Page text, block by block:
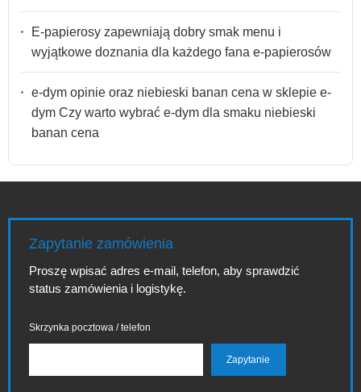
E-papierosy zapewniają dobry smak menu i
wyjątkowe doznania dla każdego fana e-papierosów
e-dym opinie oraz niebieski banan cena w sklepie e-
dym Czy warto wybrać e-dym dla smaku niebieski
banan cena
Zapytanie zamówienia
Proszę wpisać adres e-mail, telefon, aby sprawdzić
status zamówienia i logistykę.
Skrzynka pocztowa / telefon